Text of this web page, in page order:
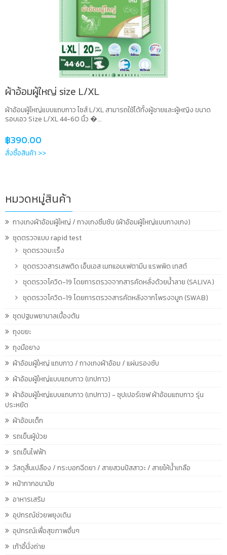
ผ้าอ้อมผู้ใหญ่ size L/XL
ผ้าอ้อมผู้ใหญ่แบบแถบกาว ไซส์ L/XL สามารถใช้ได้ทั้งผู้ชายและผู้หญิง ขนาด
รอบเอว Size L/XL 44-60 นิ้ว �...
฿390.00
สั่งซื้อสินค้า >>
หมวดหมู่สินค้า
กางเกงผ้าอ้อมผู้ใหญ่ / กางเกงซึมซับ (ผ้าอ้อมผู้ใหญ่แบบกางเกง)
ชุดตรวจแบบ rapid test
ชุดตรวจมะเร็ง
ชุดตรวจสารเสพติด เอ็นเอส เมทแอมเฟตามีน แรพพิด เทสต์
ชุดตรวจโควิด-19 โดยการตรวจจากสารคัดหลั่งด้วยน้ำลาย (SALIVA)
ชุดตรวจโควิด-19 โดยการตรวจสารคัดหลังจากโพรงจมูก (SWAB)
ชุดปฐมพยาบาลเบื้องต้น
ถุงขยะ
ถุงมือยาง
ผ้าอ้อมผู้ใหญ่ แถบกาว / กางเกงผ้าอ้อม / แผ่นรองซับ
ผ้าอ้อมผู้ใหญ่แบบแถบกาว (เทปกาว)
ผ้าอ้อมผู้ใหญ่แบบแถบกาว (เทปกาว) - ซุปเปอร์เซฟ ผ้าอ้อมแถบกาว รุ่น
ประหยัด
ผ้าอ้อมเด็ก
รถเข็นผู้ป่วย
รถเข็นไฟฟ้า
วัสดุสิ้นเปลือง / กระบอกฉีดยา / สายสวนปัสสาวะ / สายให้น้ำเกลือ
หน้ากากอนามัย
อาหารเสริม
อุปกรณ์ช่วยพยุงเดิน
อุปกรณ์เพื่อสุขภาพอื่นๆ
เก้าอี้นั่งถ่าย